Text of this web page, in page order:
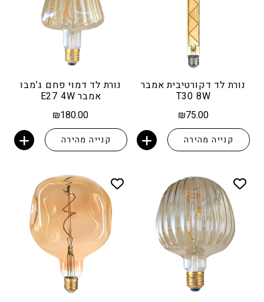
נורת לד דקורטיבית אמבר
T30 8W
₪75.00
קנייה מהירה
נורת לד דמוי פחם ג’מבו
אמבר E27 4W
₪180.00
קנייה מהירה